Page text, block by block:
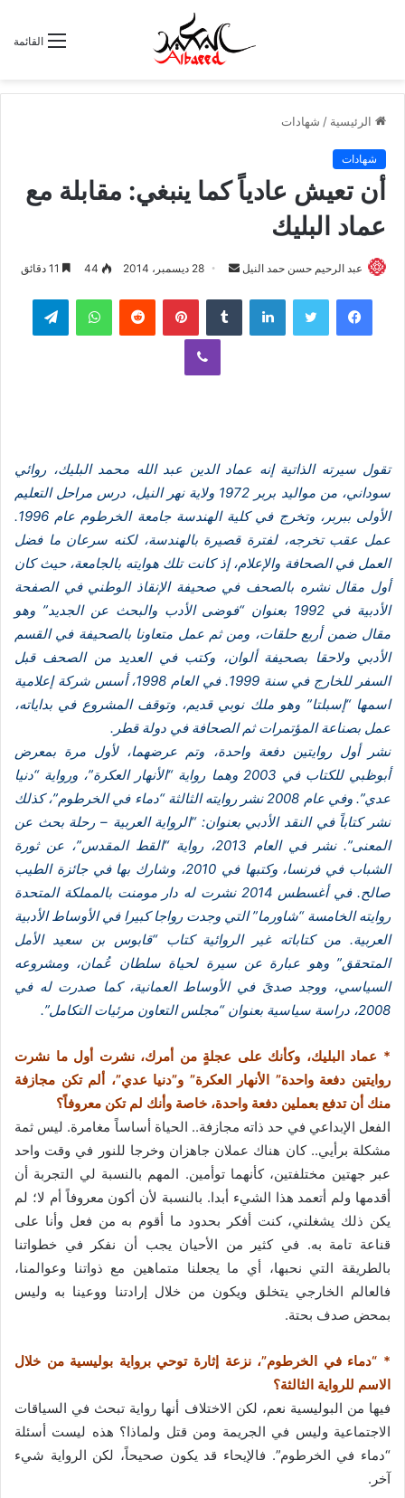
القائمة
الرئيسية / شهادات
شهادات
أن تعيش عادياً كما ينبغي: مقابلة مع
عماد البليك
عبد الرحيم حسن حمد النيل
س
ل
ل
ك
و
ن
ي
ا
28 ديسمبر، 2014 44
لينكدإن بينتيريست واتساب
ڤايبر
تقول سيرته الذاتية إنه عماد الدين عبد الله محمد البليك، روائي
سوداني، من مواليد بربر 1972 ولاية نهر النيل، درس مراحل التعليم
الأولى ببربر، وتخرج في كلية الهندسة جامعة الخرطوم عام 1996.
عمل عقب تخرجه، لفترة قصيرة بالهندسة، لكنه سرعان ما فضل
العمل في الصحافة والإعلام، إذ كانت تلك هوايته بالجامعة، حيث كان
أول مقال نشره بالصحف في صحيفة الإنقاذ الوطني في الصفحة
الأدبية في 1992 بعنوان “فوضى الأدب والبحث عن الجديد” وهو
مقال ضمن أربع حلقات، ومن ثم عمل متعاونا بالصحيفة في القسم
الأدبي ولاحقا بصحيفة ألوان، وكتب في العديد من الصحف قبل
السفر للخارج في سنة 1999. في العام 1998، أسس شركة إعلامية
اسمها “إسبلتا” وهو ملك نوبي قديم، وتوقف المشروع في بداياته،
عمل بصناعة المؤتمرات ثم الصحافة في دولة قطر.
نشر أول روايتين دفعة واحدة، وتم عرضهما، لأول مرة بمعرض
أبوظبي للكتاب في 2003 وهما رواية “الأنهار العكرة”، ورواية “دنيا
عدي”. وفي عام 2008 نشر روايته الثالثة “دماء في الخرطوم”، كذلك
نشر كتاباً في النقد الأدبي بعنوان: “الرواية العربية – رحلة بحث عن
المعنى”. نشر في العام 2013، رواية “القط المقدس”، عن ثورة
الشباب في فرنسا، وكتبها في 2010، وشارك بها في جائزة الطيب
صالح. في أغسطس 2014 نشرت له دار مومنت بالمملكة المتحدة
روايته الخامسة “شاورما” التي وجدت رواجا كبيرا في الأوساط الأدبية
العربية. من كتاباته غير الروائية كتاب “قابوس بن سعيد الأمل
المتحقق” وهو عبارة عن سيرة لحياة سلطان عُمان، ومشروعه
السياسي، ووجد صدىً في الأوساط العمانية، كما صدرت له في
2008، دراسة سياسية بعنوان “مجلس التعاون مرئيات التكامل”.
* عماد البليك، وكأنك على عجلةٍ من أمرك، نشرت أول ما نشرت
روايتين دفعة واحدة” الأنهار العكرة” و”دنيا عدي”، ألم تكن مجازفة
منك أن تدفع بعملين دفعة واحدة، خاصة وأنك لم تكن معروفاً؟
الفعل الإبداعي في حد ذاته مجازفة.. الحياة أساساً مغامرة. ليس ثمة
مشكلة برأيي.. كان هناك عملان جاهزان وخرجا للنور في وقت واحد
عبر جهتين مختلفتين، كأنهما توأمين. المهم بالنسبة لي التجربة أن
أقدمها ولم أتعمد هذا الشيء أبدا. بالنسبة لأن أكون معروفاً أم لا؛ لم
يكن ذلك يشغلني، كنت أفكر بحدود ما أقوم به من فعل وأنا على
قناعة تامة به. في كثير من الأحيان يجب أن نفكر في خطواتنا
بالطريقة التي نحبها، أي ما يجعلنا متماهين مع ذواتنا وعوالمنا،
فالعالم الخارجي يتخلق ويكون من خلال إرادتنا ووعينا به وليس
بمحض صدف بحتة.
* “دماء في الخرطوم”، نزعة إثارة توحي برواية بوليسية من خلال
الاسم للرواية الثالثة؟
فيها من البوليسية نعم، لكن الاختلاف أنها رواية تبحث في السياقات
الاجتماعية وليس في الجريمة ومن قتل ولماذا؟ هذه ليست أسئلة
“دماء في الخرطوم”. فالإيحاء قد يكون صحيحاً، لكن الرواية شيء
آخر.